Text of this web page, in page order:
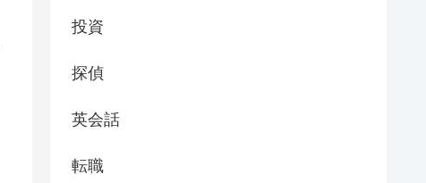
投資
探偵
英会話
転職